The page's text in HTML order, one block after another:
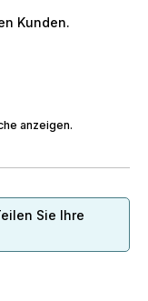
Kunden.
anzeigen.
Sie Ihre